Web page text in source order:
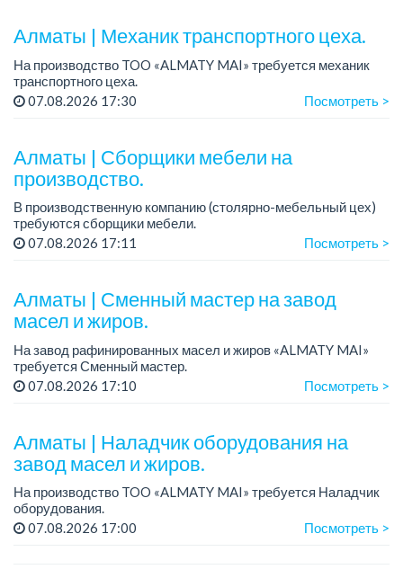
Алматы | Механик транспортного цеха.
На производство TOO «ALMATY MAI» требуется механик
транспортного цеха.
Зарплата: до 380 000 тенге на руки.
07.08.2026 17:30 Посмотреть >
Алматы | Сборщики мебели на
производство.
В производственную компанию (столярно-мебельный цех)
требуются сборщики мебели.
График работы: 5/2, с 08.00 до 18.00.
07.08.2026 17:11 Посмотреть >
Алматы | Сменный мастер на завод
масел и жиров.
На завод рафинированных масел и жиров «ALMATY MAI»
требуется Сменный мастер.
Зарплата: 423 000 тенге.
График работы: сменный, 2/2, с 08.00 до 20.00 и с 20.00 до
07.08.2026 17:10 Посмотреть >
Алматы | Наладчик оборудования на
завод масел и жиров.
На производство TOO «ALMATY MAI» требуется Наладчик
оборудования.
Зарплата: 440 000 тенге на руки.
График работы: сменный 2/2, с 08.00 до 20.00, с 20.00 до
07.08.2026 17:00 Посмотреть >